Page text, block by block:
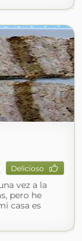
Delicioso
vez a la
pero he
casa es